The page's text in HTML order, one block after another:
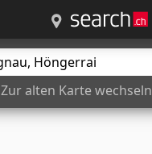
Zur alten Karte wechseln